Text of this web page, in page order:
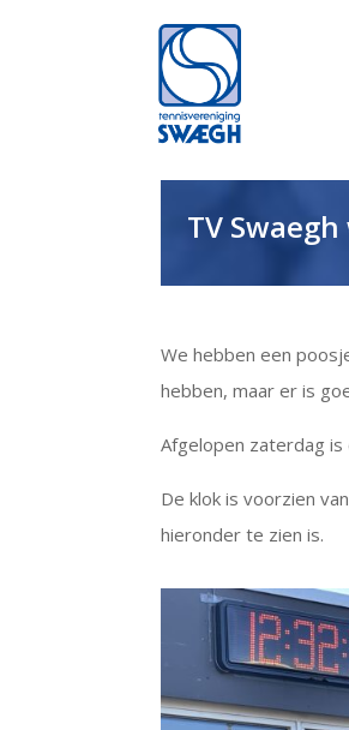
TV
We hebben een
hebben, maar er is
Afgelopen zaterdag
De klok is voorzien
hieronder te zien is.